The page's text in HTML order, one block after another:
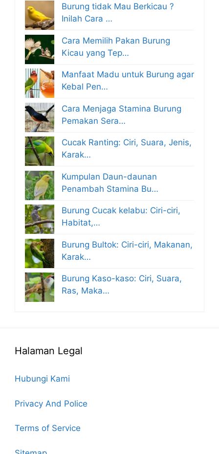
Burung tidak Mau Berkicau ?
Inilah Cara …
Cara Memilih Pakan Burung
Kicau yang Tep…
Manfaat Madu untuk Burung agar
Kebal Pen…
Cara Menjaga Stamina Burung
Pemakan Sera…
Cucak Ranting: Ciri, Suara, Jenis,
Karak…
Kumpulan Daun-daunan
Penambah Stamina Bu…
Burung Cucak kelabu: Ciri-ciri,
Habitat,…
Burung Bultok: Ciri-ciri, Makanan,
Karak…
Burung Kaso-kaso: Ciri, Suara,
Ras, Maka…
Halaman Legal
Hubungi Kami
Privacy And Police
Terms of Service